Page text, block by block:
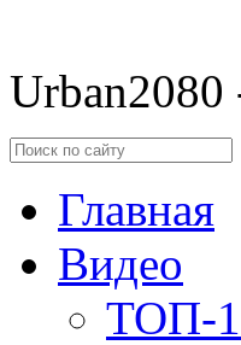
Urban2080
Главная
Видео
ТОП-